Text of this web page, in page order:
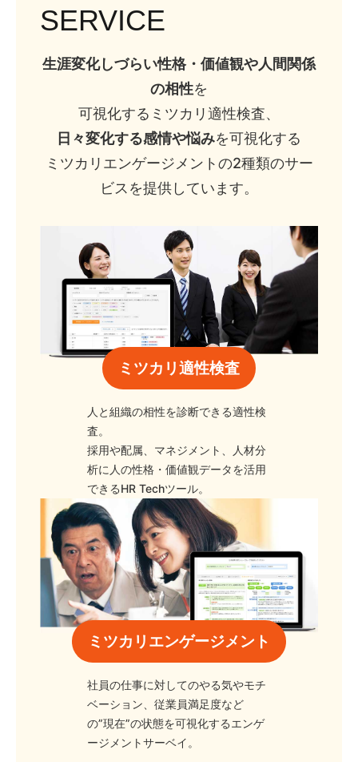
SERVICE
生涯変化しづらい性格・価値観や人間関係
の相性を
可視化するミツカリ適性検査、
日々変化する感情や悩みを可視化する
ミツカリエンゲージメントの2種類のサー
ビスを提供しています。
ミツカリ適性検査
人と組織の相性を診断できる適性検
査。
採用や配属、マネジメント、人材分
析に人の性格・価値観データを活用
できるHR Techツール。
ミツカリエンゲージメント
社員の仕事に対してのやる気やモチ
ベーション、従業員満足度など
の”現在”の状態を可視化するエンゲ
ージメントサーベイ。